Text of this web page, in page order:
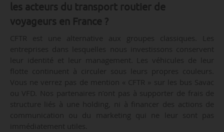
les acteurs du transport routier de
voyageurs en France ?
CFTR est une alternative aux groupes classiques. Les
entreprises dans lesquelles nous investissons conservent
leur identité et leur management. Les véhicules de leur
flotte continuent à circuler sous leurs propres couleurs.
Vous ne verrez pas de mention « CFTR » sur les bus Savac
ou VFD. Nos partenaires n’ont pas à supporter de frais de
structure liés à une holding, ni à financer des actions de
communication ou du marketing qui ne leur sont pas
immédiatement utiles.